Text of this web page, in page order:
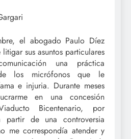
el abogado Paulo Díez
sus asuntos particulares
una práctica
los micrófonos que le
e injuria. Durante meses
en una concesión
Bicentenario, por
partir de una controversia
me correspondía atender y